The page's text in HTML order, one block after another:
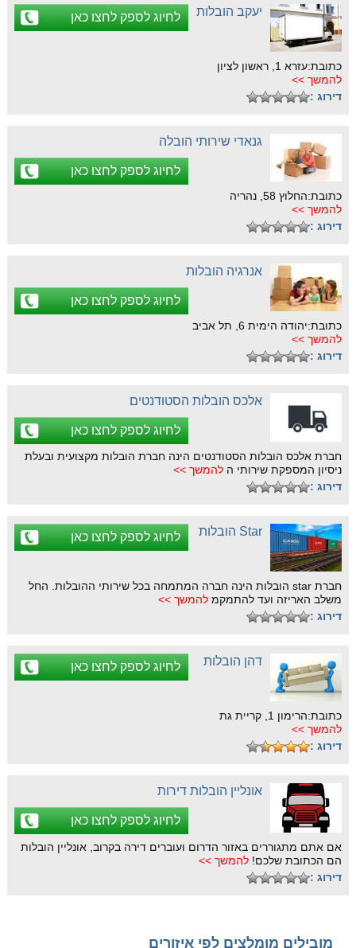
יעקב הובלות לחיוג לספק לחצו כאן
כתובת:עזרא 1, ראשון לציון
להמשך >>
דירוג :
גנאדי שירותי הובלה
לחיוג לספק לחצו כאן
כתובת:החלוץ 58, נהריה
להמשך >>
דירוג :
אנרגיה הובלות
לחיוג לספק לחצו כאן
כתובת:יהודה הימית 6, תל אביב
להמשך >>
דירוג :
אלכס הובלות הסטודנטים
לחיוג לספק לחצו כאן
חברת אלכס הובלות הסטודנטים הינה חברת הובלות מקצועית ובעלת
ניסיון המספקת שירותי ה להמשך >>
דירוג :
Star הובלות לחיוג לספק לחצו כאן
חברת star הובלות הינה חברה המתמחה בכל שירותי ההובלות. החל
משלב האריזה ועד להתמקמ להמשך >>
דירוג :
דהן הובלות לחיוג לספק לחצו כאן
כתובת:הרימון 1, קריית גת
להמשך >>
דירוג :
אונליין הובלות דירות
לחיוג לספק לחצו כאן
אם אתם מתגוררים באזור הדרום ועוברים דירה בקרוב, אונליין הובלות
הם הכתובת שלכם! להמשך >>
דירוג :
מובילים מומלצים לפי איזורים